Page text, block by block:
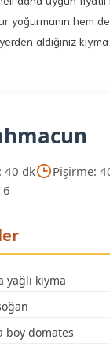
yoğurmanın hem de
aldığınız
40 dk
Pişirme:
6
kıyma
boy domates